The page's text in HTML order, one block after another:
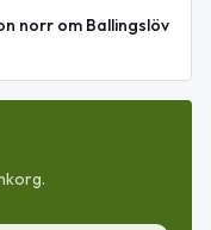
norr om Ballingslöv